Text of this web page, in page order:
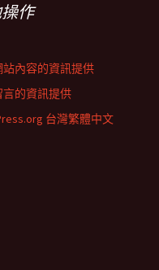
作
站內容的資訊提供
言的資訊提供
台灣繁體中文